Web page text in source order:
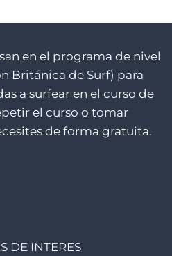
en el programa de nivel
Británica de Surf) para
a surfear en el curso de
el curso o tomar
de forma gratuita.
DE INTERES